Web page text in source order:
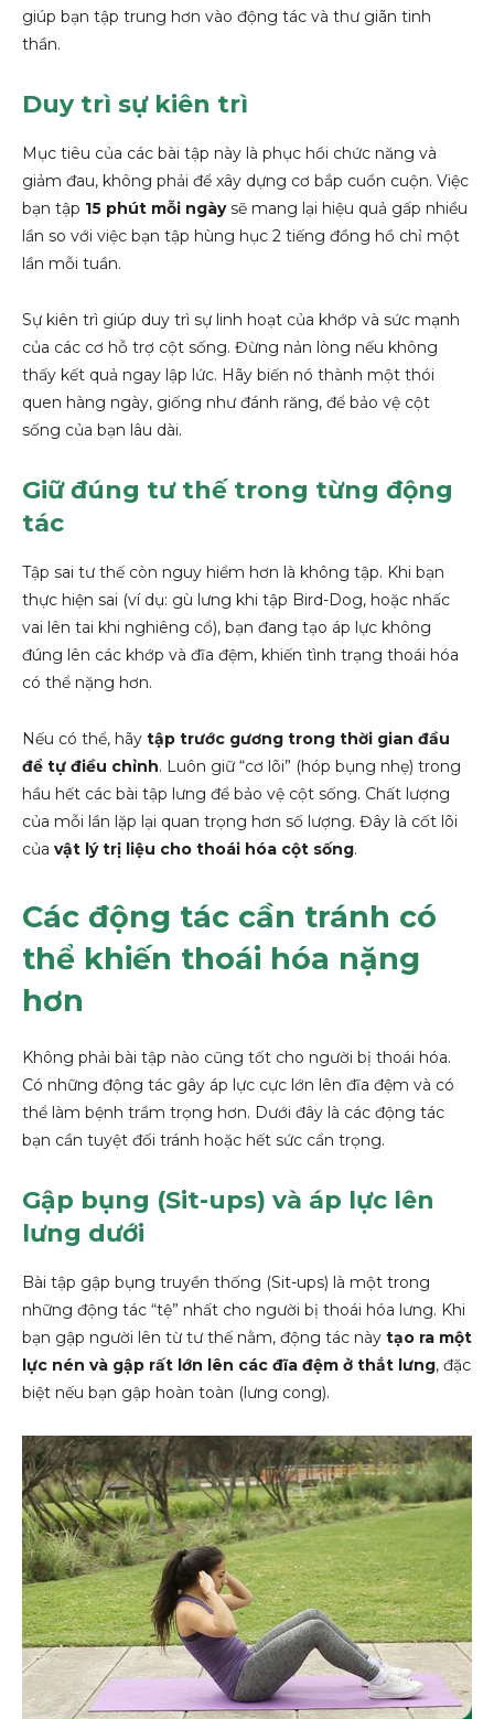
giúp bạn tập trung hơn vào động tác và thư giãn tinh
thần.
Duy trì sự kiên trì
Mục tiêu của các bài tập này là phục hồi chức năng và
giảm đau, không phải để xây dựng cơ bắp cuồn cuộn. Việc
bạn tập 15 phút mỗi ngàysẽ mang lại hiệu quả gấp nhiều
lần so với việc bạn tập hùng hục 2 tiếng đồng hồ chỉ một
lần mỗi tuần.
Sự kiên trì giúp duy trì sự linh hoạt của khớp và sức mạnh
của các cơ hỗ trợ cột sống. Đừng nản lòng nếu không
thấy kết quả ngay lập lức. Hãy biến nó thành một thói
quen hàng ngày, giống như đánh răng, để bảo vệ cột
sống của bạn lâu dài.
Giữ đúng tư thế trong từng động
tác
Tập sai tư thế còn nguy hiểm hơn là không tập. Khi bạn
thực hiện sai (ví dụ: gù lưng khi tập Bird-Dog, hoặc nhấc
vai lên tai khi nghiêng cổ), bạn đang tạo áp lực không
đúng lên các khớp và đĩa đệm, khiến tình trạng thoái hóa
có thể nặng hơn.
Nếu có thể, hãy tập trước gương trong thời gian đầu
để tự điều chỉnh. Luôn giữ “cơ lõi” (hóp bụng nhẹ) trong
hầu hết các bài tập lưng để bảo vệ cột sống. Chất lượng
của mỗi lần lặp lại quan trọng hơn số lượng. Đây là cốt lõi
của vật lý trị liệu cho thoái hóa cột sống.
Các động tác cần tránh có
thể khiến thoái hóa nặng
hơn
Không phải bài tập nào cũng tốt cho người bị thoái hóa.
Có những động tác gây áp lực cực lớn lên đĩa đệm và có
thể làm bệnh trầm trọng hơn. Dưới đây là các động tác
bạn cần tuyệt đối tránh hoặc hết sức cẩn trọng.
Gập bụng (Sit-ups) và áp lực lên
lưng dưới
Bài tập gập bụng truyền thống (Sit-ups) là một trong
những động tác “tệ” nhất cho người bị thoái hóa lưng. Khi
bạn gập người lên từ tư thế nằm, động tác này tạo ra một
lực nén và gập rất lớn lên các đĩa đệm ở thắt lưng, đặc
biệt nếu bạn gập hoàn toàn (lưng cong).